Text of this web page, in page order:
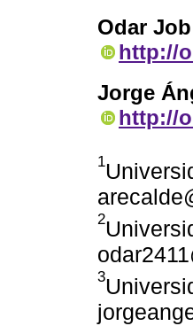
Odar
http://
Jorge
http://
1
2
3